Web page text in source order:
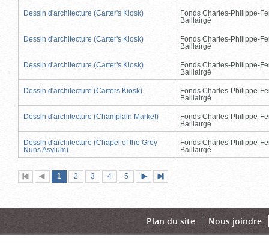
Dessin d'architecture (Carter's Kiosk)
Fonds Charles-Philippe-
Baillairgé
Dessin d'architecture (Carter's Kiosk)
Fonds Charles-Philippe-
Baillairgé
Dessin d'architecture (Carter's Kiosk)
Fonds Charles-Philippe-
Baillairgé
Dessin d'architecture (Carters Kiosk)
Fonds Charles-Philippe-
Baillairgé
Dessin d'architecture (Champlain Market)
Fonds Charles-Philippe-
Baillairgé
Dessin d'architecture (Chapel of the Grey
Nuns Asylum)
Fonds Charles-Philippe-
Baillairgé
Première
page
Page
précédente
Page
1 (page
actuelle)
Page
2 Page
3 Page
4 Page
5
suivante
page
Plan du site Nous joindre